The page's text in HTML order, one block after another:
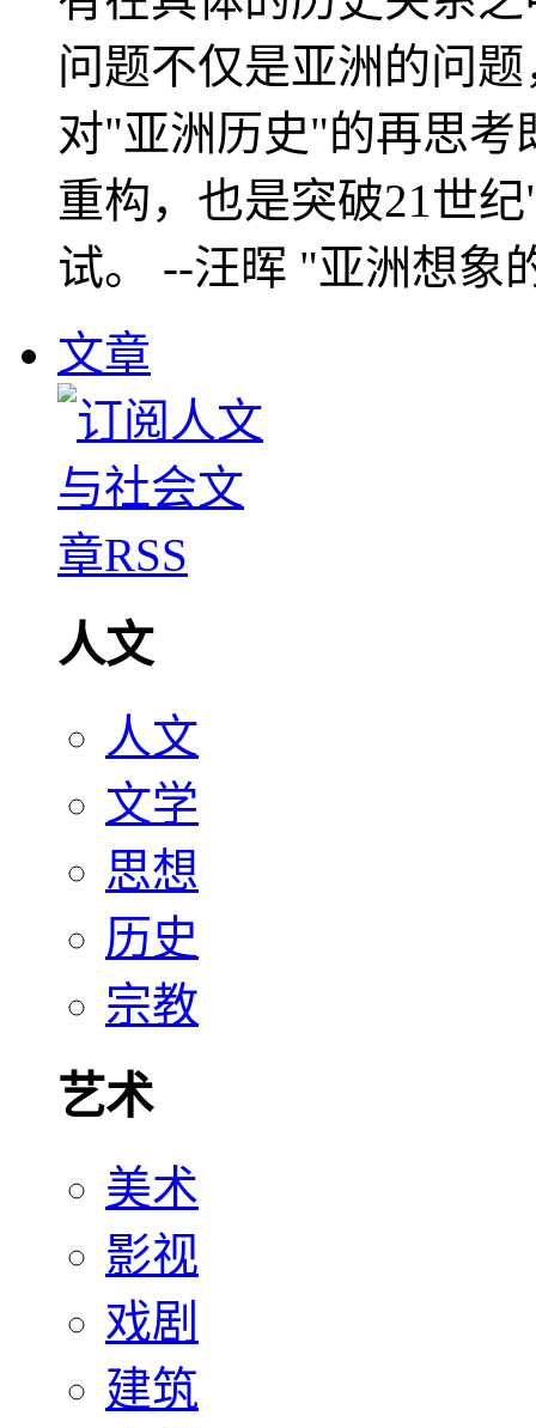
问题不仅是亚洲的问
对"亚洲历史"的再思考
重构，也是突破21世
试。 --汪晖 "亚洲想象
文章
人文
人文
文学
思想
历史
宗教
艺术
美术
影视
戏剧
建筑